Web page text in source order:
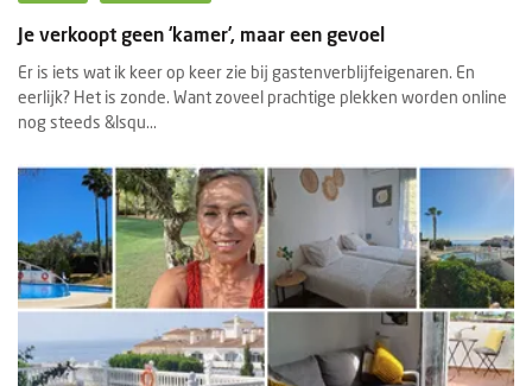
Je verkoopt geen ‘kamer’, maar een gevoel
Er is iets wat ik keer op keer zie bij gastenverblijfeigenaren. En
eerlijk? Het is zonde. Want zoveel prachtige plekken worden online
nog steeds &lsqu...